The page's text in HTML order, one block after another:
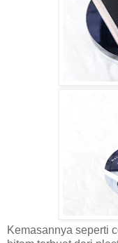
Kemasannya seperti